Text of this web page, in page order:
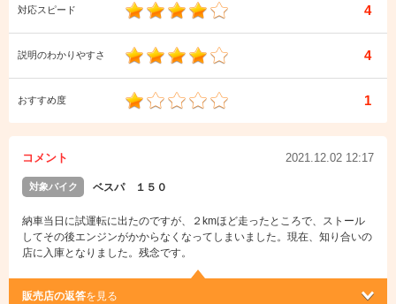
対応スピード 4
説明のわかりやすさ 4
おすすめ度 1
コメント 2021.12.02 12:17
対象バイク ベスパ １５０
納車当日に試運転に出たのですが、２kmほど走ったところで、ストール
してその後エンジンがかからなくなってしまいました。現在、知り合いの
店に入庫となりました。残念です。
販売店の返答を見る